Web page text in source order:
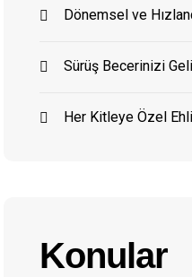
Dönemsel ve
Sürüş Becerinizi
Her Kitleye Özel
Konular